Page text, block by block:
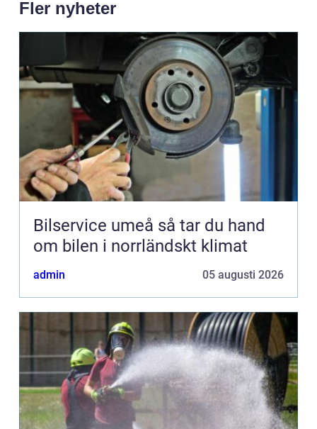
Fler nyheter
Bilservice umeå så tar du hand
om bilen i norrländskt klimat
admin 05 augusti 2026